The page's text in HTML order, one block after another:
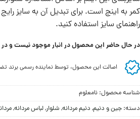
کمر به اينچ است. برای تبديل آن به سايز
راهنمای سايز استفاده کنيد.
در حال حاضر این محصول در انبار موجود نیست و
اصالت این محصول، توسط نماینده رسمی برند
شناسه محصول: نامعلوم
دسته: جین و دنيم, دنیم مردانه, شلوار,لباس مردانه,